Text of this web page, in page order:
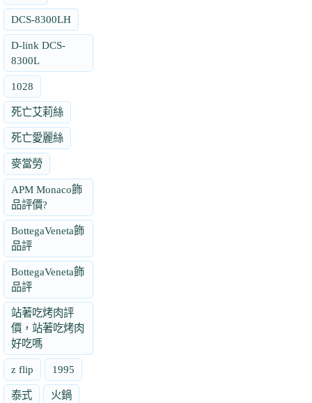
DCS-8300LH
D-link DCS-
8300L
1028
死亡艾莉絲
死亡愛麗絲
麥當勞
APM Monaco飾
品評價?
BottegaVeneta飾
品評
BottegaVeneta飾
品評
站著吃烤肉評
價，站著吃烤肉
好吃嗎
z flip 1995
泰式 火鍋